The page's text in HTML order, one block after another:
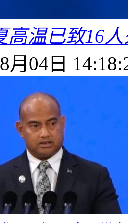
高温已致16
月04日